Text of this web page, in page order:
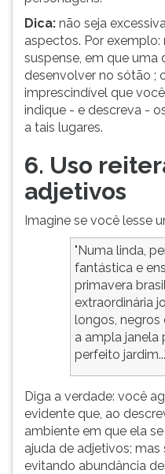
Dica: não seja
aspectos. Por
suspense, em que uma
desenvolver no sótão ;
imprescindível que
indique - e descreva -
a tais lugares.
6. Uso
adjetivos
Imagine se você lesse
"Numa linda,
fantástica e
primavera
extraordinária
longos, negros
a ampla janela
perfeito
Diga a verdade: você
evidente que, ao
ambiente em que ela
ajuda de adjetivos;
evitando abundância